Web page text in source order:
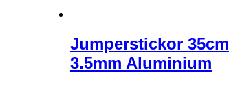
Jumperstickor 35cm
3.5mm Aluminium